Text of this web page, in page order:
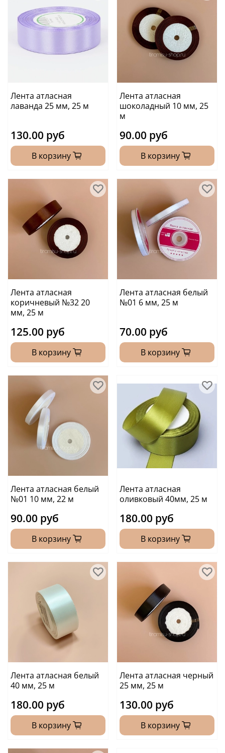
Лента атласная
лаванда 25 мм, 25 м
130.00 руб
В корзину
Лента атласная
шоколадный 10 мм, 25
м
90.00 руб
В корзину
Лента атласная
коричневый №32 20
мм, 25 м
125.00 руб
В корзину
Лента атласная белый
№01 6 мм, 25 м
70.00 руб
В корзину
Лента атласная белый
№01 10 мм, 22 м
90.00 руб
В корзину
Лента атласная
оливковый 40мм, 25 м
180.00 руб
В корзину
Лента атласная белый
40 мм, 25 м
180.00 руб
В корзину
Лента атласная черный
25 мм, 25 м
130.00 руб
В корзину